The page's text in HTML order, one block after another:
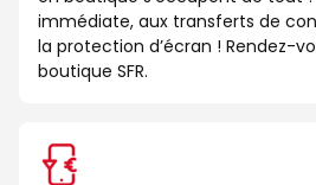
immédiate, aux transferts de
la protection d’écran ! Rendez-
boutique SFR.